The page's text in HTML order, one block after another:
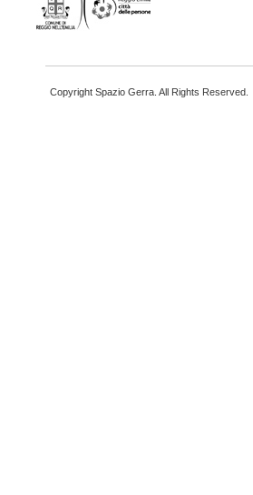
Copyright Spazio Gerra. All Rights Reserved.